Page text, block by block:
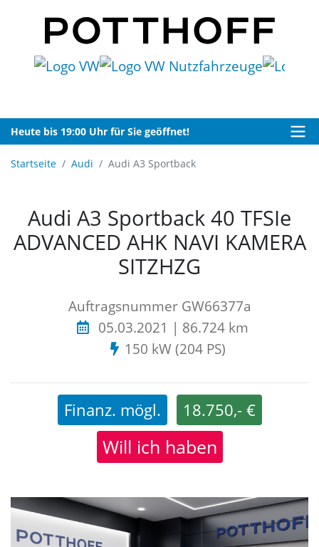
Heute bis 19:00 Uhr für Sie geöffnet!
Startseite Audi Audi A3 Sportback
Audi A3 Sportback 40 TFSIe
ADVANCED AHK NAVI KAMERA
SITZHZG
Auftragsnummer GW66377a
05.03.2021 | 86.724 km
150 kW (204 PS)
Finanz. mögl. 18.750,- €
Will ich haben